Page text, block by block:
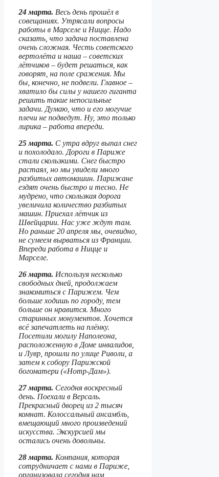
24 марта. Весь день прошёл в
совещаниях. Утрясали вопросы
работы в Марселе и Ницце. Надо
сказать, что задача поставлена
очень сложная. Честь советского
вертолёта и наша – советских
лётчиков – будет решаться, как
говорят, на поле сражения. Мы
бы, конечно, не подвели. Главное –
хватило бы силы у нашего гиганта
решить такие непосильные
задачи. Думаю, что и его могучие
плечи не подведут. Ну, это только
лирика – работа впереди.
25 марта. С утра вдруг выпал снег
и похолодало. Дороги в Париже
стали скользкими. Снег быстро
растаял, но мы увидели много
разбитых автомашин. Парижане
ездят очень быстро и тесно. Не
мудрено, что скользкая дорога
увеличила количество разбитых
машин. Приехал лётчик из
Швейцарии. Нас уже ждут там.
Но раньше 20 апреля мы, очевидно,
не сумеем вырваться из Франции.
Впереди работа в Ницце и
Марселе.
26 марта. Используя несколько
свободных дней, продолжаем
знакомиться с Парижем. Чем
больше ходишь по городу, тем
больше он нравится. Много
старинных монументов. Хочется
всё запечатлеть на плёнку.
Посетили могилу Наполеона,
расположенную в Доме инвалидов,
и Лувр, прошли по улице Риволи, а
затем к собору Парижской
богоматери («Нотр-Дам»).
27 марта. Сегодня воскресный
день. Поехали в Версаль.
Прекрасный дворец из 2 тысяч
комнат. Колоссальный ансамбль,
вмещающий много произведений
искусства. Экскурсией мы
остались очень довольны.
28 марта. Компания, которая
сотрудничает с нами в Париже,
организовала сегодня нам